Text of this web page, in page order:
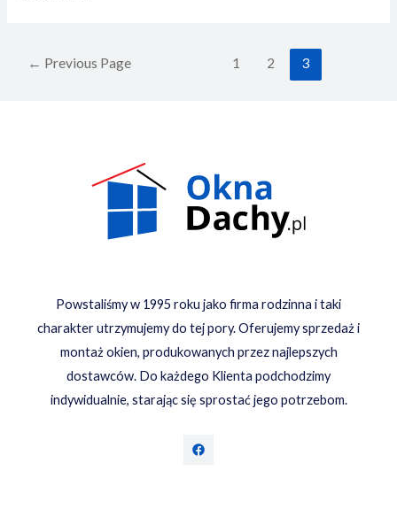
wybrać
Stronicowanie
← Previous Page 1 2 3
Powstaliśmy w 1995 roku jako firma rodzinna i taki
charakter utrzymujemy do tej pory. Oferujemy sprzedaż i
montaż okien, produkowanych przez najlepszych
dostawców. Do każdego Klienta podchodzimy
indywidualnie, starając się sprostać jego potrzebom.